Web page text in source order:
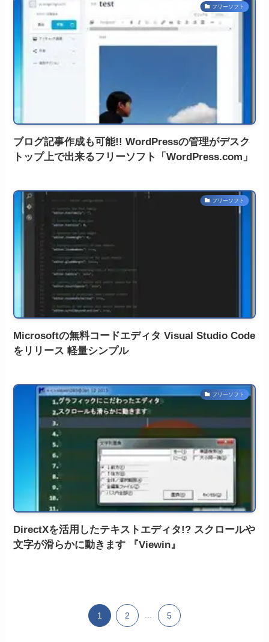
フリーソフト
ブログ記事作成も可能!! WordPressの管理がデスク
トップ上で出来るフリーソフト「WordPress.com」
フリーソフト
Microsoftの無料コードエディタ Visual Studio Code
をリリース 軽量シンプル
フリーソフト
DirectXを活用したテキストエディタ!? スクロールや
文字が滑らかに動きます 『Viewin』
1 2 5